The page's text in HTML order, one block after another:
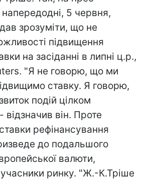
напередодні, 5 червня,
зрозуміти, що не
підвищення
на засіданні в липні ц.р.,
"Я не говорю, що ми
ставку. Я говорю,
подій цілком
відзначив він. Проте
рефінансування
до подальшого
валюти,
ринку. "Ж.-К.Тріше